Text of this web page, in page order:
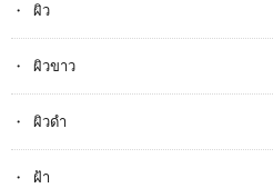
ผิว
ผิวขาว
ผิวดำ
ฝ้า